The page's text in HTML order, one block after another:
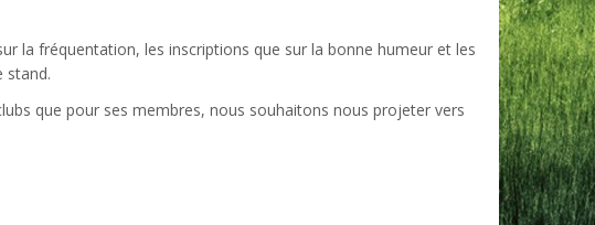
la fréquentation, les inscriptions que sur la bonne humeur et les
stand.
que pour ses membres, nous souhaitons nous projeter vers